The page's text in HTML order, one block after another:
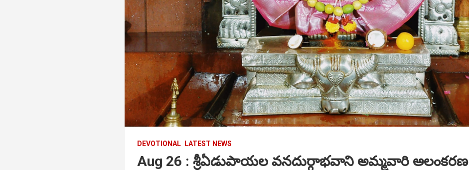
DEVOTIONAL LATEST NEWS
Aug 26 : శ్రీఏడుపాయల వనదుర్గాభవాని అమ్మవారి అలంకరణ